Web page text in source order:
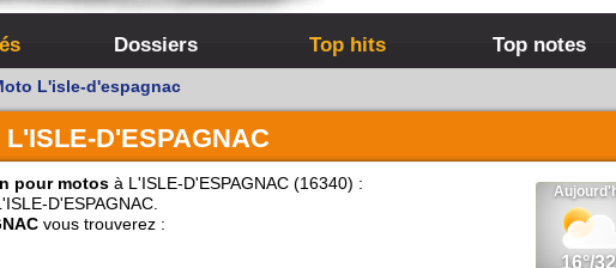
Dossiers Top hits Top notes
L'isle-d'espagnac
L'ISLE-D'ESPAGNAC
pour motos à L'ISLE-D'ESPAGNAC (16340) :
D'ESPAGNAC.
vous trouverez :